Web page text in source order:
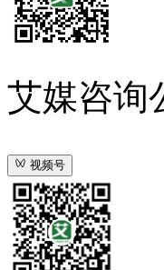
艾媒咨询
视频号